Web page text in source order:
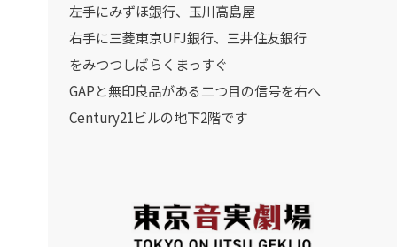
左手にみずほ銀行、玉川高島屋
右手に三菱東京UFJ銀行、三井住友銀行
をみつつしばらくまっすぐ
GAPと無印良品がある二つ目の信号を右へ
Century21ビルの地下2階です